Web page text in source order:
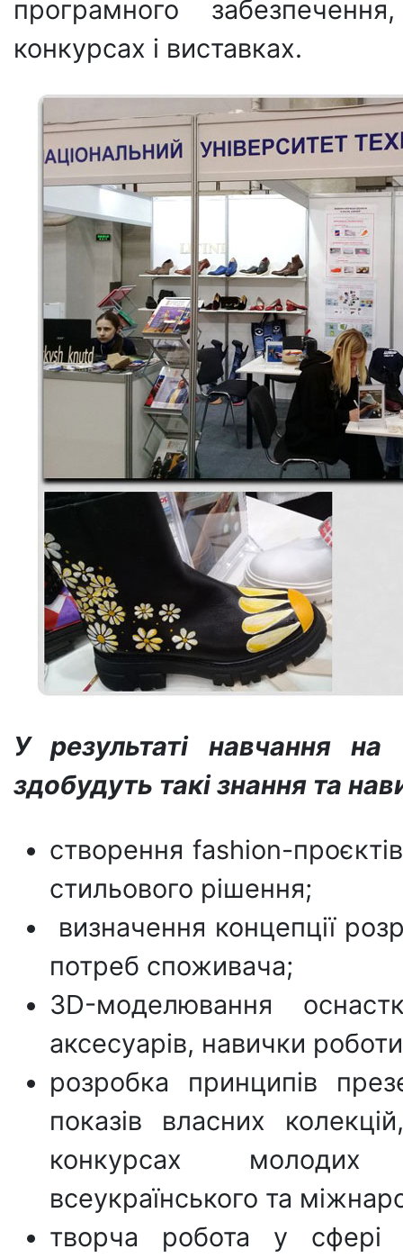
програмного
конкурсах і виставках.
У результаті навчання
здобудуть такі знання та
створення fashion-
стильового рішення;
визначення концепції
потреб споживача;
3D-моделювання
аксесуарів, навички
розробка принципів
показів власних
конкурсах молодих
всеукраїнського та
творча робота у сфері